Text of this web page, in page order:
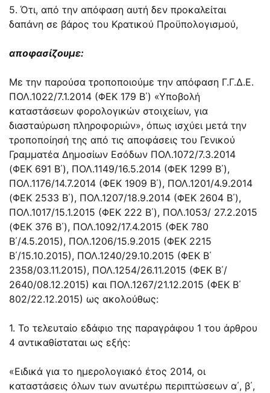
5. Ότι, από την απόφαση αυτή δεν προκαλείται
δαπάνη σε βάρος του Κρατικού Προϋπολογισμού,
αποφασίζουμε:
Με την παρούσα τροποποιούμε την απόφαση Γ.Γ.Δ.Ε.
ΠΟΛ.1022/7.1.2014 (ΦΕΚ 179 Β΄) «Υποβολή
καταστάσεων φορολογικών στοιχείων, για
διασταύρωση πληροφοριών», όπως ισχύει μετά την
τροποποίησή της από τις αποφάσεις του Γενικού
Γραμματέα Δημοσίων Εσόδων ΠΟΛ.1072/7.3.2014
(ΦΕΚ 691 Β΄), ΠΟΛ.1149/16.5.2014 (ΦΕΚ 1299 Β΄),
ΠΟΛ.1176/14.7.2014 (ΦΕΚ 1909 Β΄), ΠΟΛ.1201/4.9.2014
(ΦΕΚ 2533 Β΄), ΠΟΛ.1207/18.9.2014 (ΦΕΚ 2604 Β΄),
ΠΟΛ.1017/15.1.2015 (ΦΕΚ 222 Β΄), ΠΟΛ.1053/ 27.2.2015
(ΦΕΚ 376 Β΄), ΠΟΛ.1092/17.4.2015 (ΦΕΚ 780
Β΄/4.5.2015), ΠΟΛ.1206/15.9.2015 (ΦΕΚ 2215
Β΄/15.10.2015), ΠΟΛ.1240/29.10.2015 (ΦΕΚ Β΄
2358/03.11.2015), ΠΟΛ.1254/26.11.2015 (ΦΕΚ Β΄/
2640/08.12.2015) και ΠΟΛ.1267/21.12.2015 (ΦΕΚ Β΄
802/22.12.2015) ως ακολούθως:
1. Το τελευταίο εδάφιο της παραγράφου 1 του άρθρου
4 αντικαθίσταται ως εξής:
«Ειδικά για το ημερολογιακό έτος 2014, οι
καταστάσεις όλων των ανωτέρω περιπτώσεων α΄, β΄,